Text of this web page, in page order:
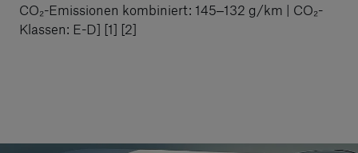
CO₂-Emissionen kombiniert: 145‒132 g/km | CO₂-
Klassen: E-D] [1] [2]